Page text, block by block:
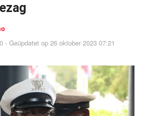
- Geüpdatet op 26 oktober 2023 07:21